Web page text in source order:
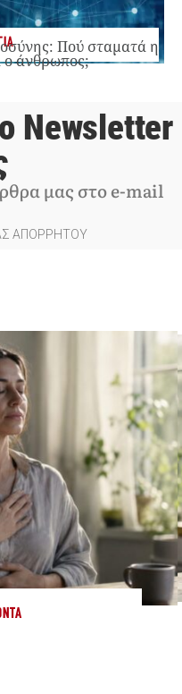
Πού σταματά η
ο άνθρωπος;
Newsletter
μας στο e-mail
ΑΠΟΡΡΗΤΟΥ